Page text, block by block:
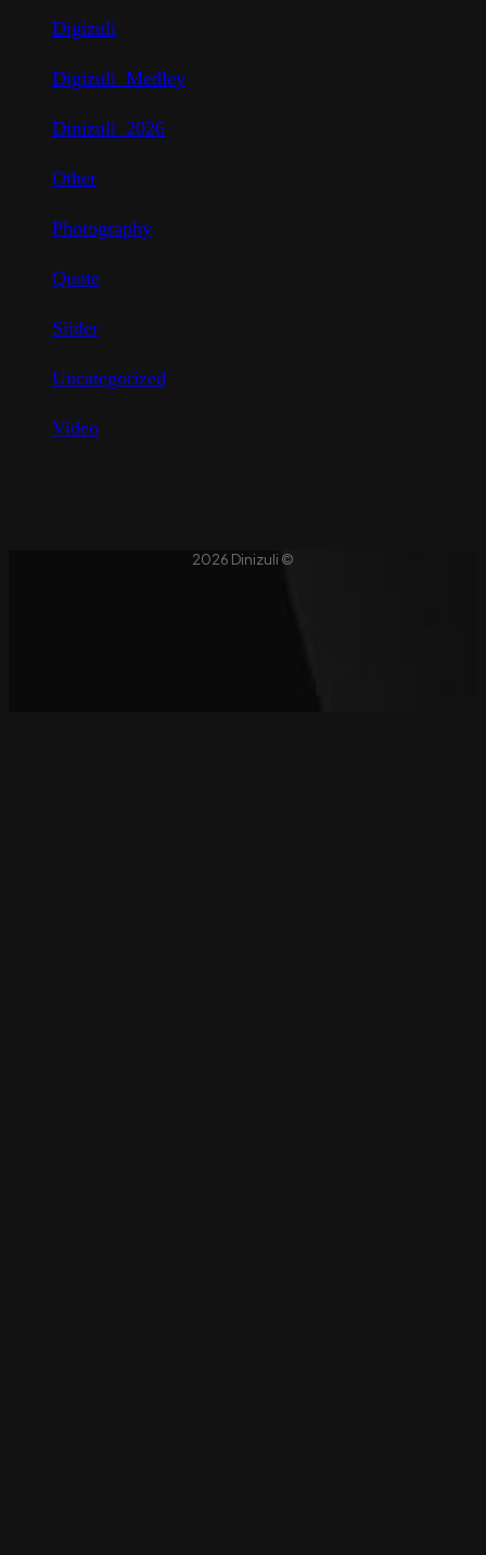
Digizuli
Digizuli_Medley
Dinizuli_2026
Other
Photography
Quote
Slider
Uncategorized
Video
2026 Dinizuli ©